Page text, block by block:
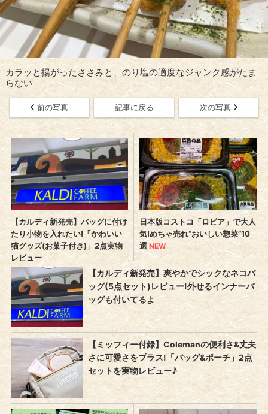
カラッと揚がったささみと、のり塩の適度なジャンク感がたま
らない
前の写真 記事に戻る 次の写真